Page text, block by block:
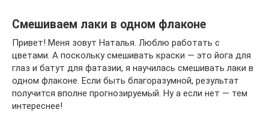
Смешиваем лаки в одном флаконе
Привет! Меня зовут Наталья. Люблю работать с
цветами. А поскольку смешивать краски — это йога для
глаз и батут для фатазии, я научилась смешивать лаки в
одном флаконе. Если быть благоразумной, результат
получится вполне прогнозируемый. Ну а если нет — тем
интереснее!